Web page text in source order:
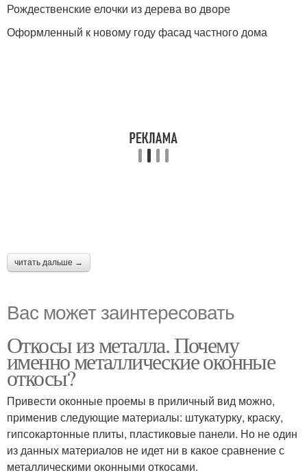
Рождественские елочки из дерева во дворе
Оформленный к новому году фасад частного дома
читать дальше →
Вас может заинтересовать
Откосы из металла. Почему
именно металлические оконные
откосы?
Привести оконные проемы в приличный вид можно,
применив следующие материалы: штукатурку, краску,
гипсокартонные плиты, пластиковые панели. Но не один
из данных материалов не идет ни в какое сравнение с
металлическими оконными откосами.